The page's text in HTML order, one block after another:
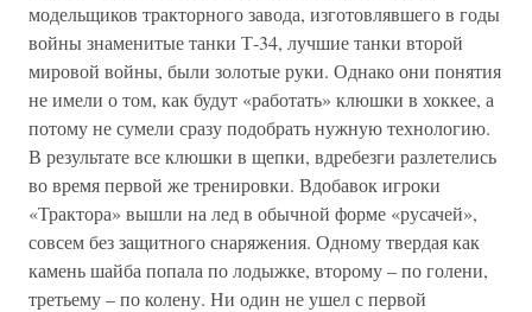
модельщиков тракторного завода, изготовлявшего в годы
войны знаменитые танки Т-34, лучшие танки второй
мировой войны, были золотые руки. Однако они понятия
не имели о том, как будут «работать» клюшки в хоккее, а
потому не сумели сразу подобрать нужную технологию.
В результате все клюшки в щепки, вдребезги разлетелись
во время первой же тренировки. Вдобавок игроки
«Трактора» вышли на лед в обычной форме «русачей»,
совсем без защитного снаряжения. Одному твердая как
камень шайба попала по лодыжке, второму – по голени,
третьему – по колену. Ни один не ушел с первой